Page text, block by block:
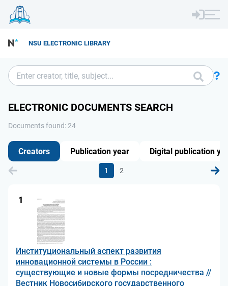
NSU ELECTRONIC LIBRARY
ELECTRONIC DOCUMENTS SEARCH
Documents found: 24
1 2
1
Институциональный аспект развития
инновационной системы в России :
существующие и новые формы посредничества //
Вестник Новосибирского государственного
Creators Publication year Digital publication